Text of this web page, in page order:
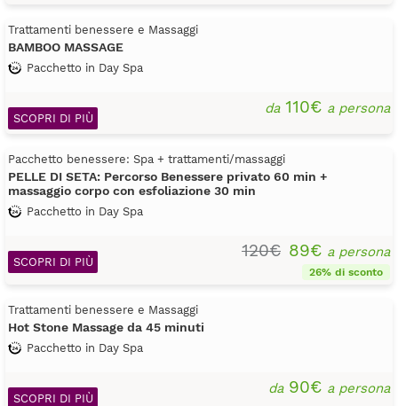
Trattamenti benessere e Massaggi
BAMBOO MASSAGE
Pacchetto in Day Spa
da110€ a persona
SCOPRI DI PIÙ
Pacchetto benessere: Spa + trattamenti/massaggi
PELLE DI SETA: Percorso Benessere privato 60 min +
massaggio corpo con esfoliazione 30 min
Pacchetto in Day Spa
120€ 89€ a persona
26% di sconto
SCOPRI DI PIÙ
Trattamenti benessere e Massaggi
Hot Stone Massage da 45 minuti
Pacchetto in Day Spa
da90€ a persona
SCOPRI DI PIÙ